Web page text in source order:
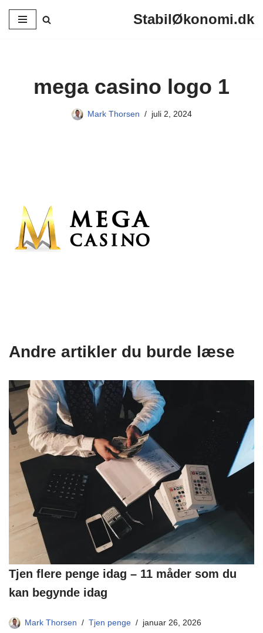
Spring
StabilØkonomi.dk
mega casino logo 1
Mark Thorsen juli 2, 2024
Andre artikler du burde læse
Tjen flere penge idag – 11 måder som du
kan begynde idag
Mark Thorsen Tjen penge januar 26, 2026